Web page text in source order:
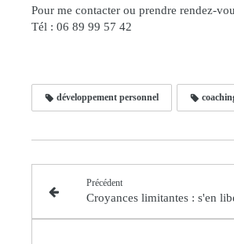
Pour me contacter ou prendre rendez-
Tél : 06 89 99 57 42
développement personnel
Précédent